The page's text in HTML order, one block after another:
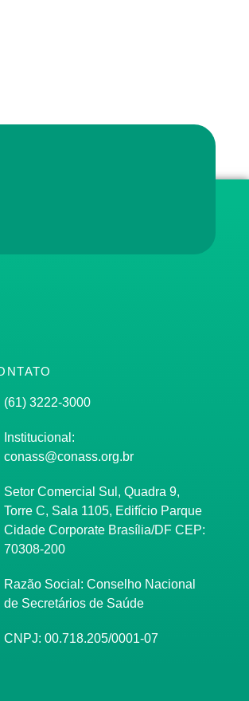
(61) 3222-3000
Institucional:
conass@conass.org.br
Setor Comercial Sul, Quadra 9,
Torre C, Sala 1105, Edifício Parque
Cidade Corporate Brasília/DF CEP:
70308-200
Razão Social: Conselho Nacional
de Secretários de Saúde
CNPJ: 00.718.205/0001-07